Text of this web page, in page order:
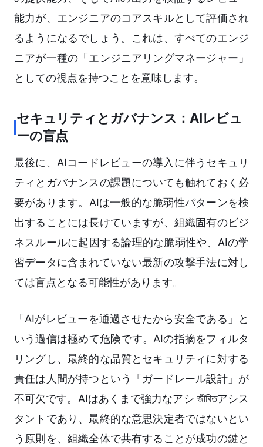
能力が、エンジニアのコアスキルとして評価され
るようになるでしょう。これは、すべてのエンジ
ニアが一種の「エンジニアリングマネージャー」
としての視点を持つことを意味します。
セキュリティとガバナンス：AIレビュ
ーの盲点
最後に、AIコードレビューの導入に伴うセキュリ
ティとガバナンスの課題についても触れておく必
要があります。AIは一般的な脆弱性パターンを検
出することには長けていますが、組織固有のビジ
ネスルールに起因する論理的な脆弱性や、AIの学
習データに含まれていない最新の攻撃手法に対し
ては盲点となる可能性があります。
「AIがレビューを通過させたから安全である」と
いう過信は極めて危険です。AIの指摘をフィルタ
リングし、最終的な品質とセキュリティに対する
責任は人間が持つという「ガードレール設計」が
不可欠です。AIはあくまで強力なアシ জীবিতアシス
タントであり、最終的な意思決定者ではないとい
う原則を、組織全体で共有することが成功の鍵と